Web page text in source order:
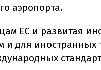
аэропорта.
ЕС и развитая
и для иностранных